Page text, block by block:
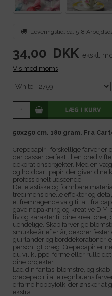
Leveringstid: ca. 5-8
34,00 DKK ekskl.
Vis med moms
50x250 cm. 180 gram. Fra
Crepepapir i forskellige farver er
der passer perfekt til en bred
dekorationsprojekter. Med en
og holdbart papir, der giver dine
professionelt udseende.
Det elastiske og formbare
tredimensionelle effekter og
et fremragende valg til alt fra
gaveindpakning og kreative
liv og karakter til dine
uendelige. Skab farverige
smukke år efter år, dekorer
guirlander og borddekorationer,
personligt præg. Crepepapir er
du vil klippe, forme eller rulle
dine projekter.
Lad din fantasi blomstre, og
crepepapir i alle regnbuens
erfarne hobbyfolk, der ønsker at
ekstra.